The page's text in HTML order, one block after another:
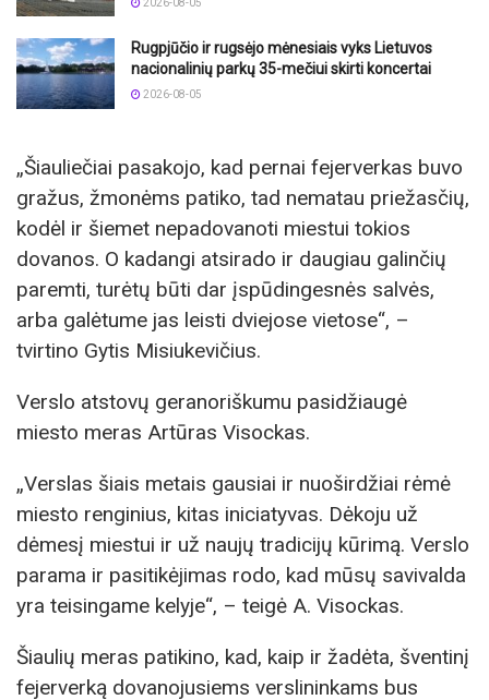
2026-08-05
Rugpjūčio ir rugsėjo mėnesiais vyks Lietuvos
nacionalinių parkų 35-mečiui skirti koncertai
2026-08-05
„Šiauliečiai pasakojo, kad pernai fejerverkas buvo
gražus, žmonėms patiko, tad nematau priežasčių,
kodėl ir šiemet nepadovanoti miestui tokios
dovanos. O kadangi atsirado ir daugiau galinčių
paremti, turėtų būti dar įspūdingesnės salvės,
arba galėtume jas leisti dviejose vietose“, –
tvirtino Gytis Misiukevičius.
Verslo atstovų geranoriškumu pasidžiaugė
miesto meras Artūras Visockas.
„Verslas šiais metais gausiai ir nuoširdžiai rėmė
miesto renginius, kitas iniciatyvas. Dėkoju už
dėmesį miestui ir už naujų tradicijų kūrimą. Verslo
parama ir pasitikėjimas rodo, kad mūsų savivalda
yra teisingame kelyje“, – teigė A. Visockas.
Šiaulių meras patikino, kad, kaip ir žadėta, šventinį
fejerverką dovanojusiems verslininkams bus